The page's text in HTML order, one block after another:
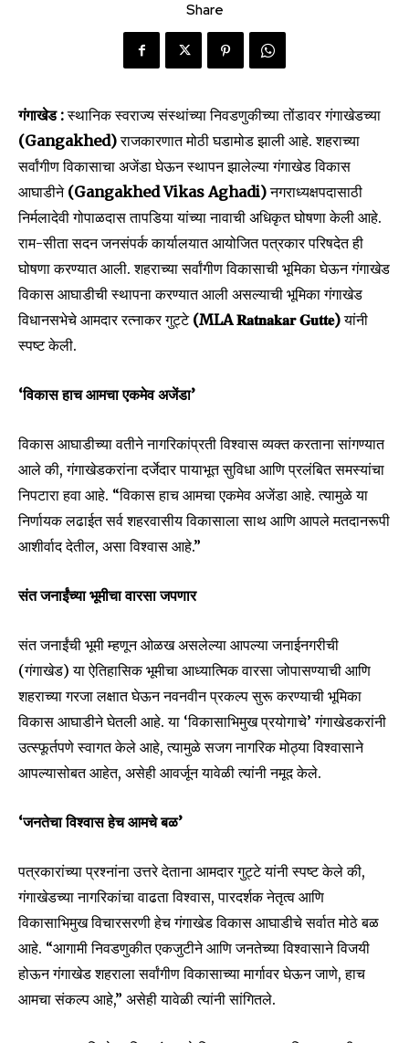
Join our community of
SUBSCRIBERS and be part of the
conversation.
To subscribe, simply enter your email address on our website
safe with us.
SUBSCRIBE
Share
गंगाखेड :स्थानिक स्वराज्य संस्थांच्या निवडणुकीच्या तोंडावर गंगाखेडच्या
(Gangakhed)राजकारणात मोठी घडामोड झाली आहे. शहराच्या
सर्वांगीण विकासाचा अजेंडा घेऊन स्थापन झालेल्या गंगाखेड विकास
आघाडीने (Gangakhed Vikas Aghadi)नगराध्यक्षपदासाठी
निर्मलादेवी गोपाळदास तापडिया यांच्या नावाची अधिकृत घोषणा केली आहे.
राम-सीता सदन जनसंपर्क कार्यालयात आयोजित पत्रकार परिषदेत ही
घोषणा करण्यात आली. शहराच्या सर्वांगीण विकासाची भूमिका घेऊन गंगाखेड
विकास आघाडीची स्थापना करण्यात आली असल्याची भूमिका गंगाखेड
विधानसभेचे आमदार रत्नाकर गुट्टे (MLA 𝐑𝐚𝐭𝐧𝐚𝐤𝐚𝐫 𝐆𝐮𝐭𝐭𝐞)यांनी
स्पष्ट केली.
‘विकास हाच आमचा एकमेव अजेंडा’
विकास आघाडीच्या वतीने नागरिकांप्रती विश्वास व्यक्त करताना सांगण्यात
आले की, गंगाखेडकरांना दर्जेदार पायाभूत सुविधा आणि प्रलंबित समस्यांचा
निपटारा हवा आहे. “विकास हाच आमचा एकमेव अजेंडा आहे. त्यामुळे या
निर्णायक लढाईत सर्व शहरवासीय विकासाला साथ आणि आपले मतदानरूपी
आशीर्वाद देतील, असा विश्वास आहे.”
संत जनाईंच्या भूमीचा वारसा जपणार
संत जनाईंची भूमी म्हणून ओळख असलेल्या आपल्या जनाईनगरीची
(गंगाखेड) या ऐतिहासिक भूमीचा आध्यात्मिक वारसा जोपासण्याची आणि
शहराच्या गरजा लक्षात घेऊन नवनवीन प्रकल्प सुरू करण्याची भूमिका
विकास आघाडीने घेतली आहे. या ‘विकासाभिमुख प्रयोगाचे’ गंगाखेडकरांनी
उत्स्फूर्तपणे स्वागत केले आहे, त्यामुळे सजग नागरिक मोठ्या विश्वासाने
आपल्यासोबत आहेत, असेही आवर्जून यावेळी त्यांनी नमूद केले.
‘जनतेचा विश्वास हेच आमचे बळ’
पत्रकारांच्या प्रश्नांना उत्तरे देताना आमदार गुट्टे यांनी स्पष्ट केले की,
गंगाखेडच्या नागरिकांचा वाढता विश्वास, पारदर्शक नेतृत्व आणि
विकासाभिमुख विचारसरणी हेच गंगाखेड विकास आघाडीचे सर्वात मोठे बळ
आहे. “आगामी निवडणुकीत एकजुटीने आणि जनतेच्या विश्वासाने विजयी
होऊन गंगाखेड शहराला सर्वांगीण विकासाच्या मार्गावर घेऊन जाणे, हाच
आमचा संकल्प आहे,” असेही यावेळी त्यांनी सांगितले.